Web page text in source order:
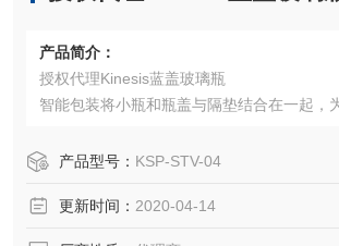
产品简介：
授权代理Kinesis蓝盖玻璃瓶
智能包装将小瓶和瓶盖与隔垫结合在一起，
产品型号： KSP-STV-04
更新时间： 2020-04-14